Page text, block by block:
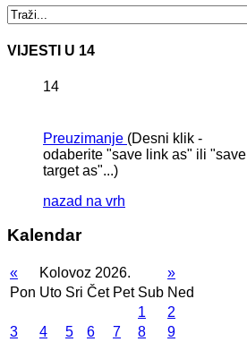
VIJESTI U 14
14
Preuzimanje (Desni klik -
odaberite "save link as" ili "save
target as"...)
nazad na vrh
Kalendar
« Kolovoz 2026.
»
Pon Uto Sri Čet Pet Sub Ned
1
2
3
4 5 6 7 8
9